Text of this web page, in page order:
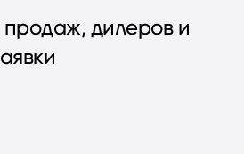
дилеров и